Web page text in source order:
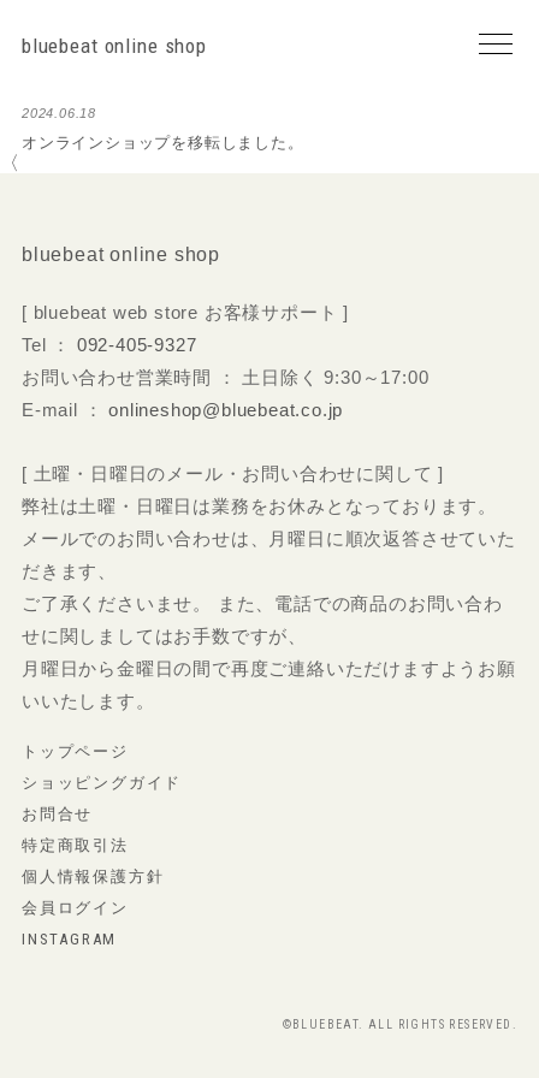
bluebeat online shop
2024.06.18
オンラインショップを移転しました。
〈
bluebeat online shop
[ bluebeat web store お客様サポート ]
Tel ： 092-405-9327
お問い合わせ営業時間 ： 土日除く 9:30～17:00
E-mail ：onlineshop@bluebeat.co.jp
[ 土曜・日曜日のメール・お問い合わせに関して ]
弊社は土曜・日曜日は業務をお休みとなっております。
メールでのお問い合わせは、月曜日に順次返答させていた
だきます、
ご了承くださいませ。 また、電話での商品のお問い合わ
せに関しましてはお手数ですが、
月曜日から金曜日の間で再度ご連絡いただけますようお願
いいたします。
トップページ
ショッピングガイド
お問合せ
特定商取引法
個人情報保護方針
会員ログイン
INSTAGRAM
©BLUEBEAT. ALL RIGHTS RESERVED.